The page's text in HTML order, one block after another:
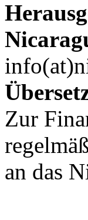
Zur
an das